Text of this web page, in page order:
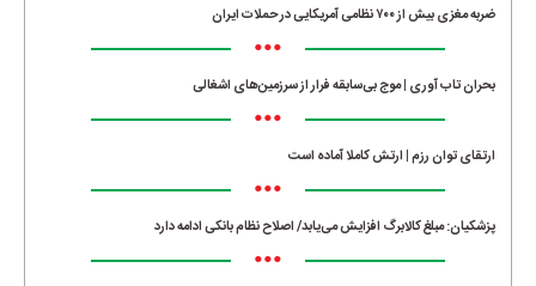
ضربه مغزی بیش از ۷۰۰ نظامی آمریکایی در حملات ایران
•••
بحران تاب آوری | موج بی‌سابقه فرار از سرزمین‌های اشغالی
•••
ارتقای توان رزم | ارتش کاملا آماده است
•••
پزشکیان: مبلغ کالابرگ افزایش می‌یابد/ اصلاح نظام بانکی ادامه دارد
•••